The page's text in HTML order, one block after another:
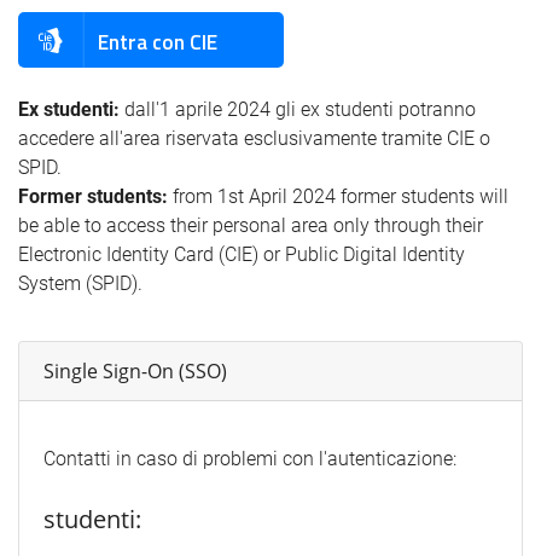
Entra con CIE
Ex studenti: dall'1 aprile 2024 gli ex studenti potranno
accedere all'area riservata esclusivamente tramite CIE o
SPID.
Former students: from 1st April 2024 former students will
be able to access their personal area only through their
Electronic Identity Card (CIE) or Public Digital Identity
System (SPID).
Single Sign-On (SSO)
Contatti in caso di problemi con l'autenticazione:
studenti: